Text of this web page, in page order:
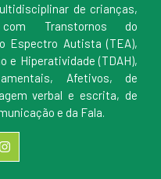
de crianças,
Transtornos do
Espectro Autista (TEA),
e Hiperatividade (TDAH),
Afetivos, de
verbal e escrita, de
e da Fala.